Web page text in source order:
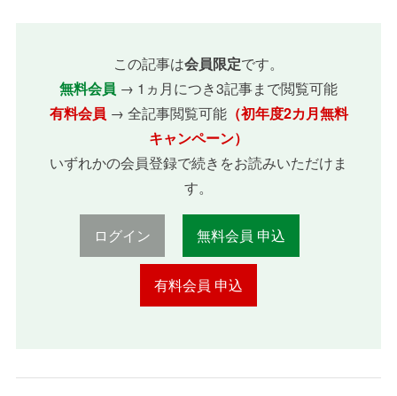
この記事は会員限定です。
無料会員 → 1ヵ月につき3記事まで閲覧可能
有料会員 → 全記事閲覧可能（初年度2カ月無料
キャンペーン）
いずれかの会員登録で続きをお読みいただけま
す。
ログイン 無料会員 申込
有料会員 申込